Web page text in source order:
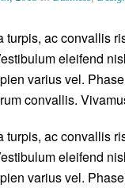
ac convallis
eleifend
varius vel.
convallis.
ac convallis
eleifend
varius vel.